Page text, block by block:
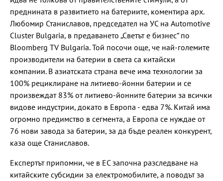
преднината в развитието на батериите, коментира арх.
Любомир Станиславов, председател на УС на Automotive
Cluster Bulgaria, в предаването „Светът е бизнес“ по
Bloomberg TV Bulgaria. Той посочи още, че най-големите
производители на батерии в света са китайски
компании. В азиатската страна вече има технологии за
100% рециклиране на литиево-йонни батерии и се
произвеждат 83% от литиево-йонните батерии за всички
видове индустрии, докато в Европа - едва 7%. Китай има
огромно предимство в сегмента, а Европа се нуждае от
76 нови завода за батерии, за да бъде реален конкурент,
каза още Станиславов.
Експертът припомни, че в ЕС започна разследване на
китайските субсидии за електромобилите, а поводът за